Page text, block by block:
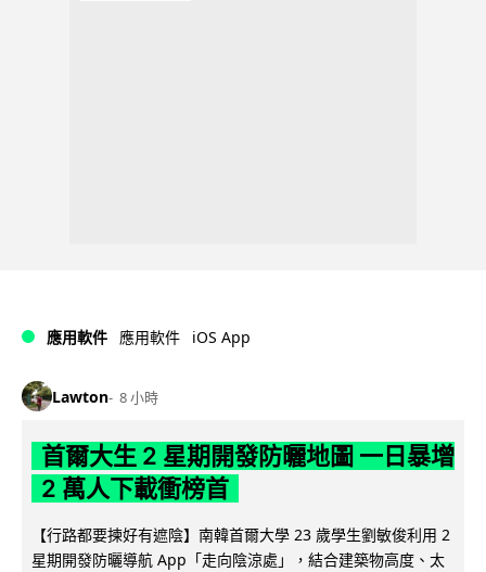
應用軟件 應用軟件 iOS App
Lawton 8 小時
首爾大生 2 星期開發防曬地圖 一日暴增
2 萬人下載衝榜首
【行路都要揀好有遮陰】南韓首爾大學 23 歲學生劉敏俊利用 2
星期開發防曬導航 App「走向陰涼處」，結合建築物高度、太